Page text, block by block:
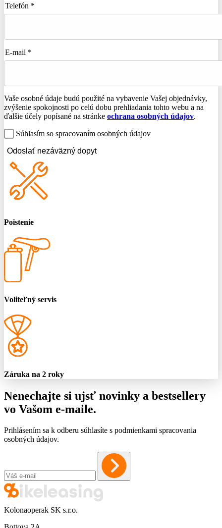
Telefón *
E-mail *
Vaše osobné údaje budú použité na vybavenie Vašej objednávky,
zvýšenie spokojnosti po celú dobu prehliadania tohto webu a na
ďalšie účely popísané na stránke ochrana osobných údajov.
Súhlasím so spracovaním osobných údajov
Odoslať nezáväzný dopyt
Poistenie
Voliteľný servis
Záruka na 2 roky
Nenechajte si ujsť novinky a bestsellery
vo Vašom e-maile.
Prihlásením sa k odberu súhlasíte s podmienkami spracovania
osobných údajov.
Kolonaoperak SK s.r.o.